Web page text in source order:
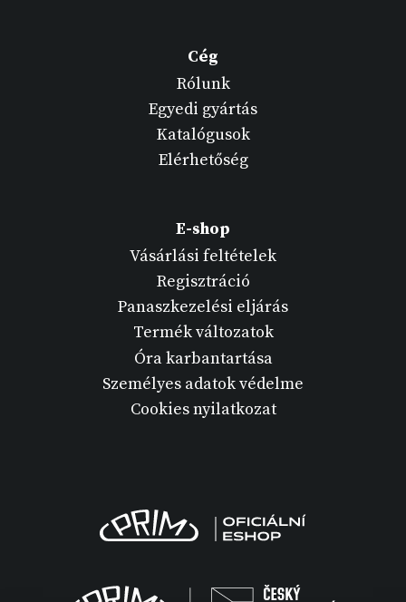
Cég
Rólunk
Egyedi gyártás
Katalógusok
Elérhetőség
E-shop
Vásárlási feltételek
Regisztráció
Panaszkezelési eljárás
Termék változatok
Óra karbantartása
Személyes adatok védelme
Cookies nyilatkozat